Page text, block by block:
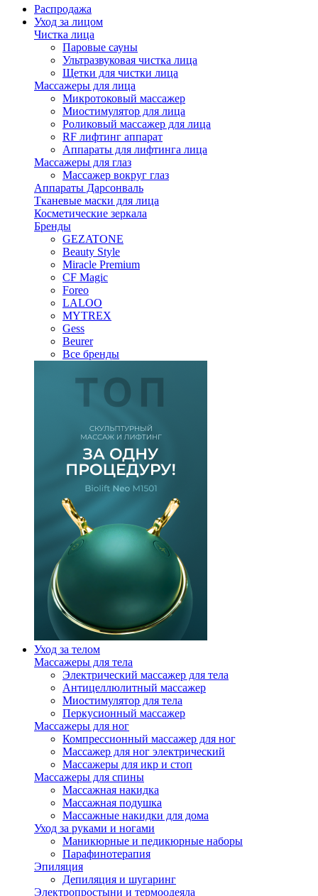
Распродажа
Уход за лицом
Чистка лица
Паровые сауны
Ультразвуковая чистка лица
Щетки для чистки лица
Массажеры для лица
Микротоковый массажер
Миостимулятор для лица
Роликовый массажер для лица
RF лифтинг аппарат
Аппараты для лифтинга лица
Массажеры для глаз
Массажер вокруг глаз
Аппараты Дарсонваль
Тканевые маски для лица
Косметические зеркала
Бренды
GEZATONE
Beauty Style
Miracle Premium
CF Magic
Foreo
LALOO
MYTREX
Gess
Beurer
Все бренды
Уход за телом
Массажеры для тела
Электрический массажер для тела
Антицеллюлитный массажер
Миостимулятор для тела
Перкусионный массажер
Массажеры для ног
Компрессионный массажер для ног
Массажер для ног электрический
Массажеры для икр и стоп
Массажеры для спины
Массажная накидка
Массажная подушка
Массажные накидки для дома
Уход за руками и ногами
Маникюрные и педикюрные наборы
Парафинотерапия
Эпиляция
Депиляция и шугаринг
Электропростыни и термоодеяла